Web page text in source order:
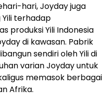
hari, Joyday juga
terhadap
produksi Yili Indonesia
di kawasan. Pabrik
sendiri oleh Yili di
varian Joyday untuk
memasok berbagai
Afrika.